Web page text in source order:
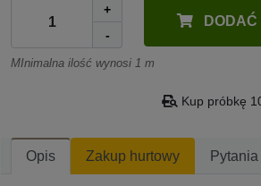
+
-
MInimalna ilość wynosi 1 m
Kup próbkę
Opis Zakup hurtowy Pytania